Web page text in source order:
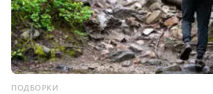
ПОДБОРКИ